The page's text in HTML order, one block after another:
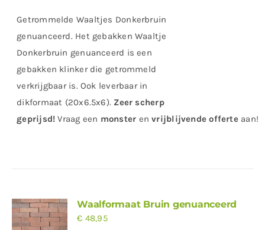
Getrommelde Waaltjes Donkerbruin
genuanceerd. Het gebakken Waaltje
Donkerbruin genuanceerd is een
gebakken klinker die getrommeld
verkrijgbaar is. Ook leverbaar in
dikformaat (20x6.5x6). Zeer scherp
geprijsd! Vraag een monster en vrijblijvende offerteaan!
Waalformaat Bruin genuanceerd
€ 48,95